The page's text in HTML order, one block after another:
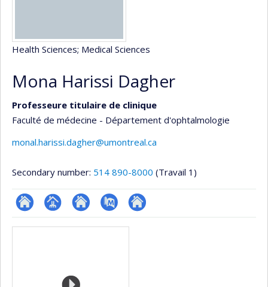
Health Sciences; Medical Sciences
Mona Harissi Dagher
Professeure titulaire de clinique
Faculté de médecine - Département d'ophtalmologie
monal.harissi.dagher@umontreal.ca
Secondary number: 514 890-8000 (Travail 1)
ResearchGate
Page Site
de
PubMedAutre
Media